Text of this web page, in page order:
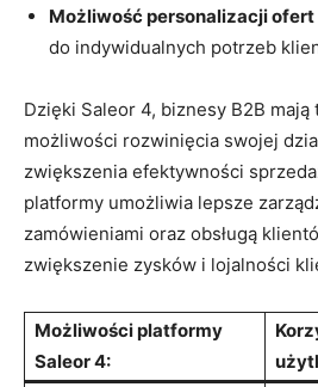
Możliwość⁤ personalizacji ofert
do indywidualnych potrzeb​
Dzięki Saleor​ 4, biznesy ​B2B
możliwości rozwinięcia​ swojej
zwiększenia efektywności
platformy umożliwia lepsze
‍zamówieniami oraz‍ obsługą
zwiększenie zysków i ⁤lojalności
Możliwości⁢ platformy
Saleor 4: